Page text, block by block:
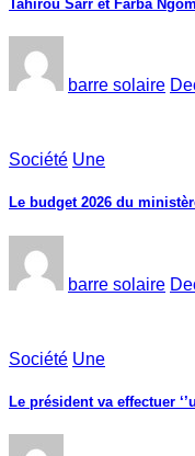
Tahirou Sarr et Farba
barre solaire
Société Une
Le budget 2026 du
barre solaire
Société Une
Le président va effectuer